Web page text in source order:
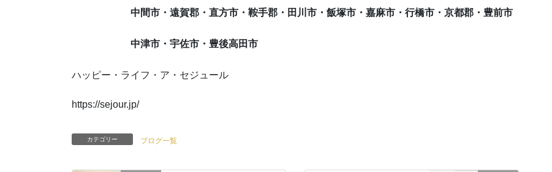
中間市・遠賀郡・直方市・鞍手郡・田川市・飯塚市・嘉麻市・行橋市・京都郡・豊前市
中津市・宇佐市・豊後高田市
ハッピー・ライフ・ア・セジュール
https://sejour.jp/
カテゴリー ブログ一覧